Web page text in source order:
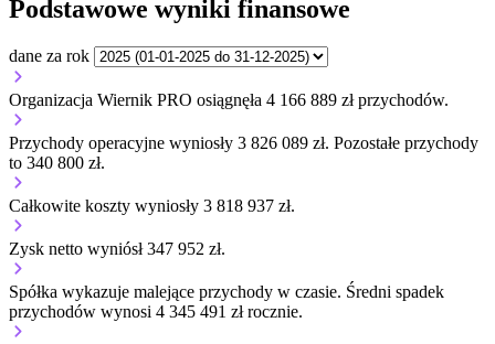
Podstawowe wyniki finansowe
dane za rok
Organizacja Wiernik PRO osiągnęła 4 166 889 zł przychodów.
Przychody operacyjne wyniosły 3 826 089 zł. Pozostałe przychody
to 340 800 zł.
Całkowite koszty wyniosły 3 818 937 zł.
Zysk netto wyniósł 347 952 zł.
Spółka wykazuje malejące przychody w czasie. Średni spadek
przychodów wynosi 4 345 491 zł rocznie.